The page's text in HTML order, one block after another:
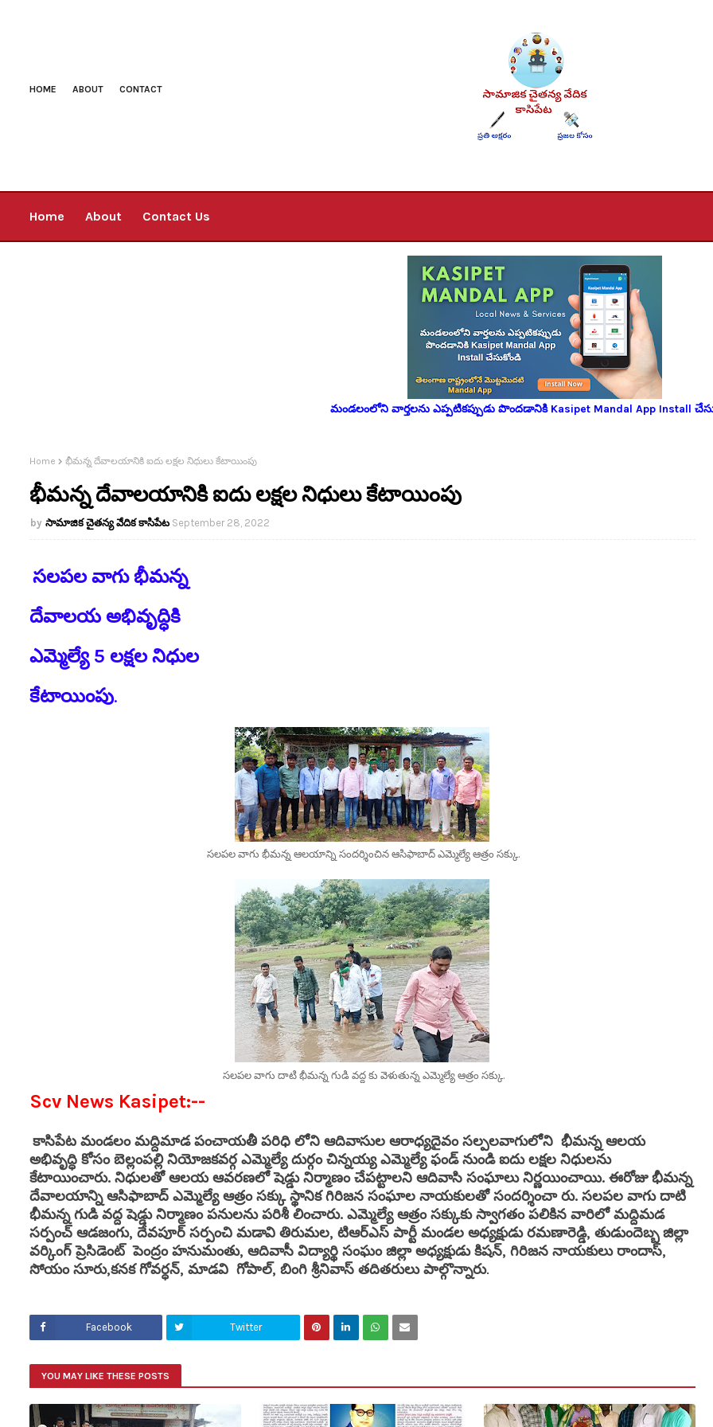
HOME ABOUT CONTACT
Home About Contact Us
మండలంలోని వార్తలను ఎప్పటికప్పుడు పొందడానికి Kasipet Mandal App Install
Home భీమన్న దేవాలయానికి ఐదు లక్షల నిధులు కేటాయింపు
భీమన్న దేవాలయానికి ఐదు లక్షల నిధులు కేటాయింపు
సామాజిక చైతన్య వేదిక కాసిపేట September 28, 2022
సలపల వాగు భీమన్న
దేవాలయ అభివృద్ధికి
ఎమ్మెల్యే 5 లక్షల నిధుల
కేటాయింపు.
సలపల వాగు భీమన్న ఆలయాన్ని సందర్శించిన ఆసిఫాబాద్ ఎమ్మెల్యే ఆత్రం సక్కు.
సలపల వాగు దాటి భీమన్న గుడి వద్ద కు వెళుతున్న ఎమ్మెల్యే ఆత్రం సక్కు.
Scv News Kasipet:--
కాసిపేట మండలం మద్దిమాడ పంచాయతీ పరిధి లోని ఆదివాసుల ఆరాధ్యదైవం సల్పలవాగులోని భీమన్న ఆలయ
అభివృద్ధి కోసం బెల్లంపల్లి నియోజకవర్గ ఎమ్మెల్యే దుర్గం చిన్నయ్య ఎమ్మెల్యే ఫండ్ నుండి ఐదు లక్షల నిధులను
కేటాయించారు. నిధులతో ఆలయ ఆవరణలో షెడ్డు నిర్మాణం చేపట్టాలని ఆదివాసి సంఘాలు నిర్ణయించాయి. ఈరోజు భీమన్న
దేవాలయాన్ని ఆసిఫాబాద్ ఎమ్మెల్యే ఆత్రం సక్కు స్థానిక గిరిజన సంఘాల నాయకులతో సందర్శించా రు. సలపల వాగు దాటి
భీమన్న గుడి వద్ద షెడ్డు నిర్మాణం పనులను పరిశీ లించారు. ఎమ్మెల్యే ఆత్రం సక్కుకు స్వాగతం పలికిన వారిలో మద్దిమడ
సర్పంచ్ ఆడజంగు, దేవపూర్ సర్పంచి మడావి తిరుమల, టిఆర్ఎస్ పార్టీ మండల అధ్యక్షుడు రమణారెడ్డి, తుడుందెబ్బ జిల్లా
వర్కింగ్ ప్రెసిడెంట్ పెంద్రం హనుమంతు, ఆదివాసీ విద్యార్థి సంఘం జిల్లా అధ్యక్షుడు కిషన్, గిరిజన నాయకులు రాందాస్,
సోయం సూరు,కనక గోవర్ధన్, మాడవి గోపాల్, బింగి శ్రీనివాస్ తదితరులు పాల్గొన్నారు.
Facebook Twitter
YOU MAY LIKE THESE POSTS